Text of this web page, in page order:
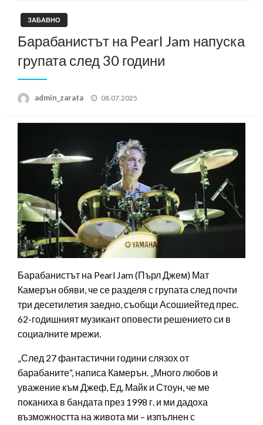
ЗАБАВНО
Барабанистът на Pearl Jam напуска
групата след 30 години
admin_zarata
Posted
08.07.2025
Барабанистът на Pearl Jam (Пърл Джем) Мат
Камерън обяви, че се разделя с групата след почти
три десетилетия заедно, съобщи Асошиейтед прес.
62-годишният музикант оповести решението си в
социалните мрежи.
„След 27 фантастични години слязох от
барабаните“, написа Камерън. „Много любов и
уважение към Джеф, Ед, Майк и Стоун, че ме
поканиха в бандата през 1998 г. и ми дадоха
възможността на живота ми – изпълнен с